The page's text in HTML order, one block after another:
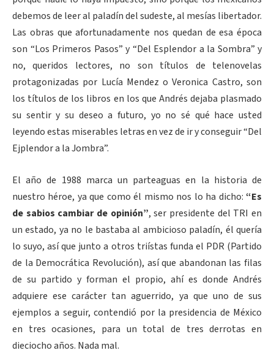
debemos de leer al paladín del sudeste, al mesías libertador.
Las obras que afortunadamente nos quedan de esa época
son “Los Primeros Pasos” y “Del Esplendor a la Sombra” y
no, queridos lectores, no son títulos de telenovelas
protagonizadas por Lucía Mendez o Veronica Castro, son
los títulos de los libros en los que Andrés dejaba plasmado
su sentir y su deseo a futuro, yo no sé qué hace usted
leyendo estas miserables letras en vez de ir y conseguir “Del
Ejplendor a la Jombra”.
El año de 1988 marca un parteaguas en la historia de
nuestro héroe, ya que como él mismo nos lo ha dicho: “Es
de sabios cambiar de opinión”, ser presidente del TRI en
un estado, ya no le bastaba al ambicioso paladín, él quería
lo suyo, así que junto a otros triístas funda el PDR (Partido
de la Democrática Revolución), así que abandonan las filas
de su partido y forman el propio, ahí es donde Andrés
adquiere ese carácter tan aguerrido, ya que uno de sus
ejemplos a seguir, contendió por la presidencia de México
en tres ocasiones, para un total de tres derrotas en
dieciocho años. Nada mal.